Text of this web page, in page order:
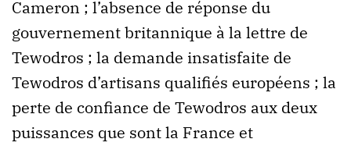
Cameron ; l’absence de réponse du
gouvernement britannique à la lettre de
Tewodros ; la demande insatisfaite de
Tewodros d’artisans qualifiés européens ; la
perte de confiance de Tewodros aux deux
puissances que sont la France et